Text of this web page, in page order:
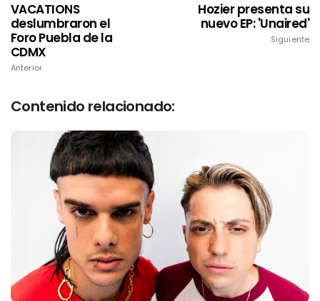
VACATIONS
deslumbraron el
Foro Puebla de la
CDMX
Anterior
Hozier presenta su
nuevo EP: 'Unaired'
Siguiente
Contenido relacionado: